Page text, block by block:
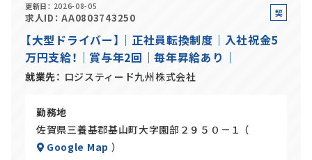
更新日 2026-08-05
求人ID AA0803743250
契
社
【大型ドライバー】｜正社員転換制度｜入社祝金5
万円支給！｜賞与年2回｜毎年昇給あり｜
就業先 ロジスティード九州株式会社
勤務地
佐賀県三養基郡基山町大字園部２９５０－１ （
Google Map ）